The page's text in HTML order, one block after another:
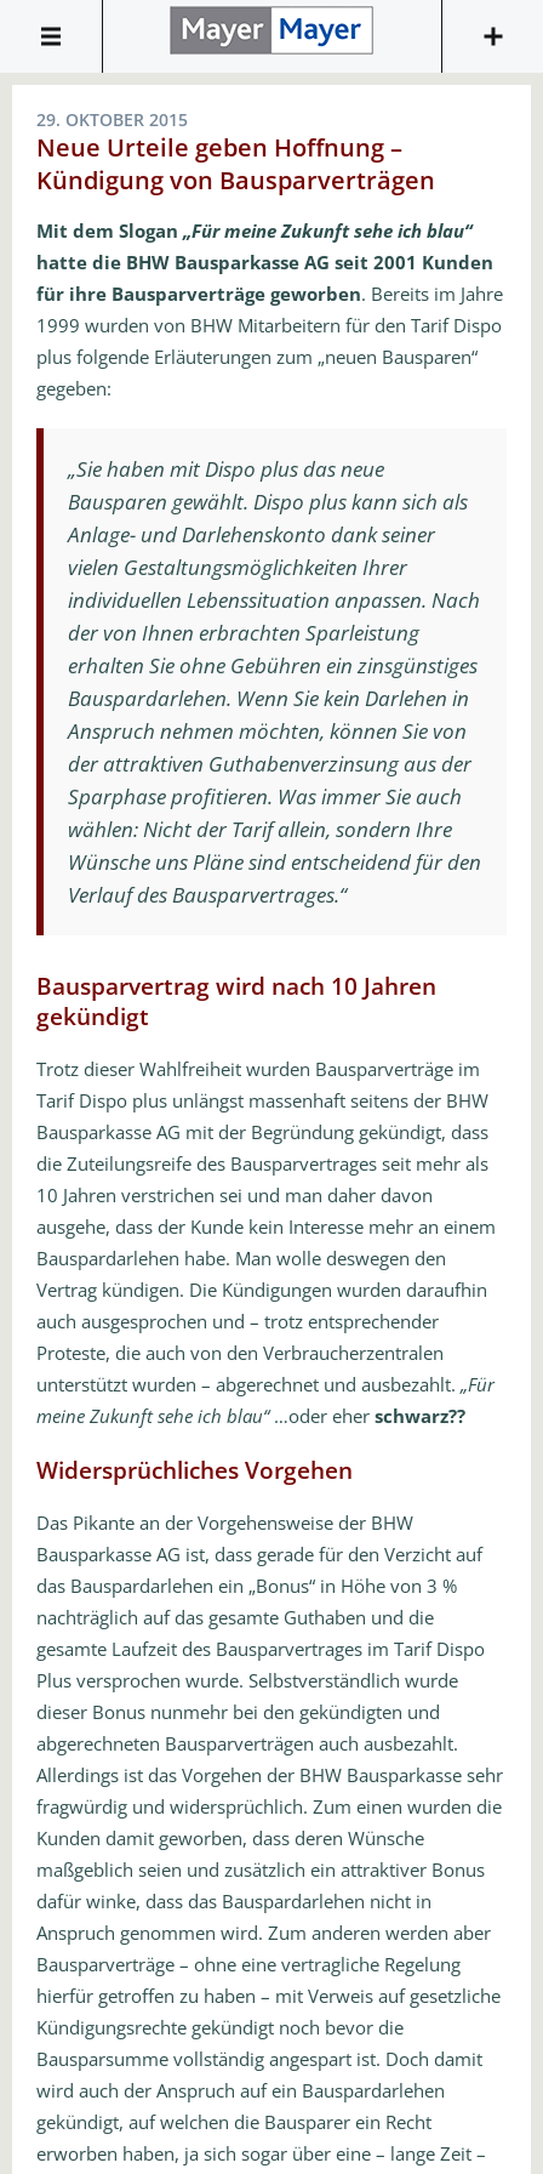
29. OKTOBER 2015
Neue Urteile geben Hoffnung –
Kündigung von Bausparverträgen
Mit dem Slogan „Für meine Zukunft sehe ich blau“
hatte die BHW Bausparkasse AG seit 2001 Kunden
für ihre Bausparverträge geworben. Bereits im Jahre
1999 wurden von BHW Mitarbeitern für den Tarif Dispo
plus folgende Erläuterungen zum „neuen Bausparen“
gegeben:
„Sie haben mit Dispo plus das neue
Bausparen gewählt. Dispo plus kann sich als
Anlage- und Darlehenskonto dank seiner
vielen Gestaltungsmöglichkeiten Ihrer
individuellen Lebenssituation anpassen. Nach
der von Ihnen erbrachten Sparleistung
erhalten Sie ohne Gebühren ein zinsgünstiges
Bauspardarlehen. Wenn Sie kein Darlehen in
Anspruch nehmen möchten, können Sie von
der attraktiven Guthabenverzinsung aus der
Sparphase profitieren. Was immer Sie auch
wählen: Nicht der Tarif allein, sondern Ihre
Wünsche uns Pläne sind entscheidend für den
Verlauf des Bausparvertrages.“
Bausparvertrag wird nach 10 Jahren
gekündigt
Trotz dieser Wahlfreiheit wurden Bausparverträge im
Tarif Dispo plus unlängst massenhaft seitens der BHW
Bausparkasse AG mit der Begründung gekündigt, dass
die Zuteilungsreife des Bausparvertrages seit mehr als
10 Jahren verstrichen sei und man daher davon
ausgehe, dass der Kunde kein Interesse mehr an einem
Bauspardarlehen habe. Man wolle deswegen den
Vertrag kündigen. Die Kündigungen wurden daraufhin
auch ausgesprochen und – trotz entsprechender
Proteste, die auch von den Verbraucherzentralen
unterstützt wurden – abgerechnet und ausbezahlt. „Für
meine Zukunft sehe ich blau“…oder eher schwarz??
Widersprüchliches Vorgehen
Das Pikante an der Vorgehensweise der BHW
Bausparkasse AG ist, dass gerade für den Verzicht auf
das Bauspardarlehen ein „Bonus“ in Höhe von 3 %
nachträglich auf das gesamte Guthaben und die
gesamte Laufzeit des Bausparvertrages im Tarif Dispo
Plus versprochen wurde. Selbstverständlich wurde
dieser Bonus nunmehr bei den gekündigten und
abgerechneten Bausparverträgen auch ausbezahlt.
Allerdings ist das Vorgehen der BHW Bausparkasse sehr
fragwürdig und widersprüchlich. Zum einen wurden die
Kunden damit geworben, dass deren Wünsche
maßgeblich seien und zusätzlich ein attraktiver Bonus
dafür winke, dass das Bauspardarlehen nicht in
Anspruch genommen wird. Zum anderen werden aber
Bausparverträge – ohne eine vertragliche Regelung
hierfür getroffen zu haben – mit Verweis auf gesetzliche
Kündigungsrechte gekündigt noch bevor die
Bausparsumme vollständig angespart ist. Doch damit
wird auch der Anspruch auf ein Bauspardarlehen
gekündigt, auf welchen die Bausparer ein Recht
erworben haben, ja sich sogar über eine – lange Zeit –